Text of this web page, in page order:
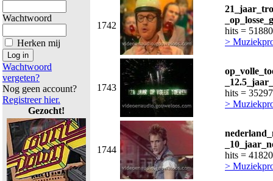
Wachtwoord
Herken mij
Wachtwoord
vergeten?
Nog geen account?
Registreer hier.
Gezocht!
1742
hits = 51880
>
1743
hits = 35297
>
1744
hits = 41820
>